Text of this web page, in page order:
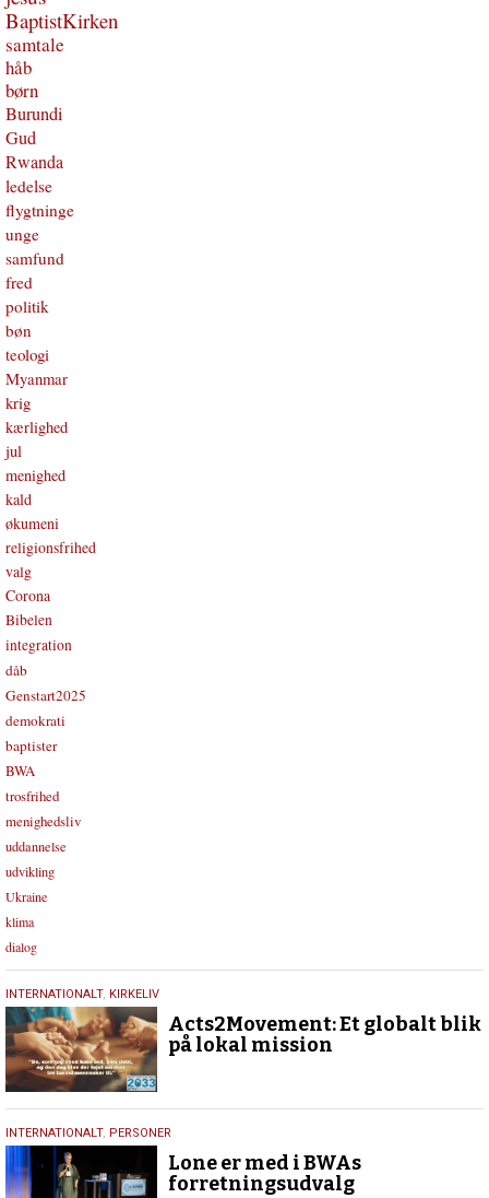
BaptistKirken
samtale
håb
børn
Burundi
Gud
Rwanda
ledelse
flygtninge
unge
samfund
fred
politik
bøn
teologi
Myanmar
krig
kærlighed
jul
menighed
kald
økumeni
religionsfrihed
valg
Corona
Bibelen
integration
dåb
Genstart2025
demokrati
baptister
BWA
trosfrihed
menighedsliv
uddannelse
udvikling
Ukraine
klima
dialog
19.
april
2026
INTERNATIONALT, KIRKELIV
Acts2Movement: Et globalt blik
på lokal mission
28.
juli
2025
INTERNATIONALT, PERSONER
Lone er med i BWAs
forretningsudvalg